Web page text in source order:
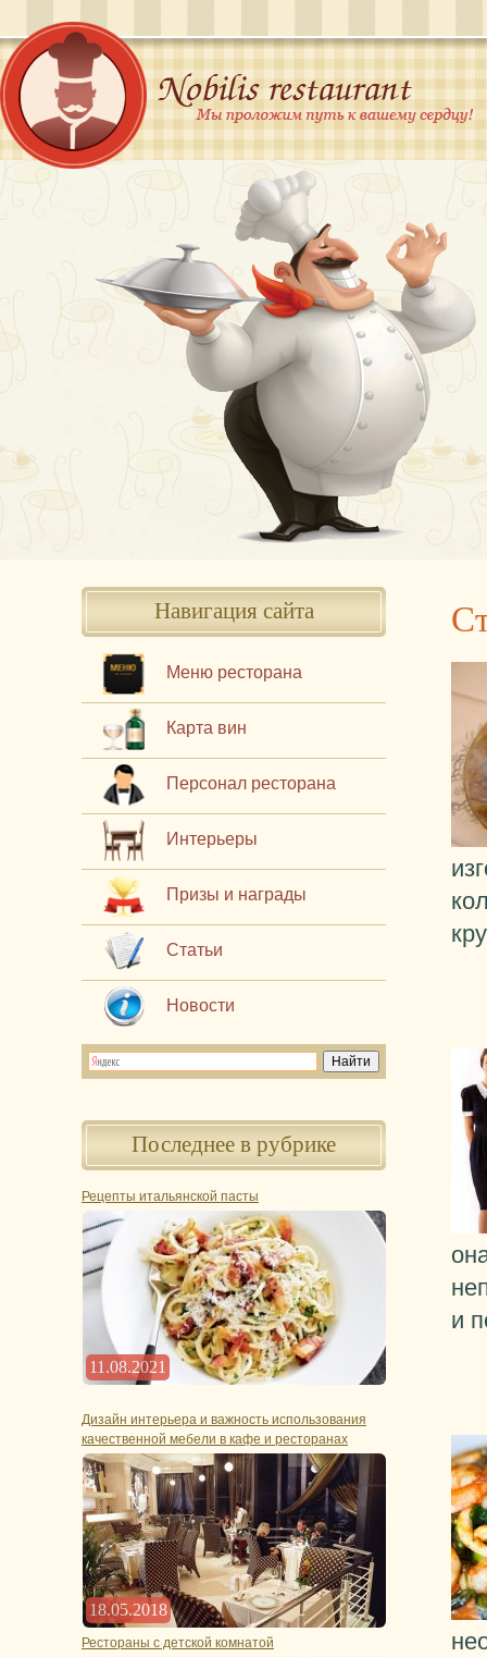
Навигация сайта
Меню ресторана
Карта вин
Персонал ресторана
Интерьеры
Призы и награды
Статьи
Новости
Последнее в рубрике
Рецепты итальянской пасты
11.08.2021
Дизайн интерьера и важность использования
качественной мебели в кафе и ресторанах
18.05.2018
Рестораны с детской комнатой
и